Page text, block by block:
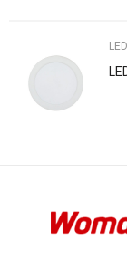
POŠALJI